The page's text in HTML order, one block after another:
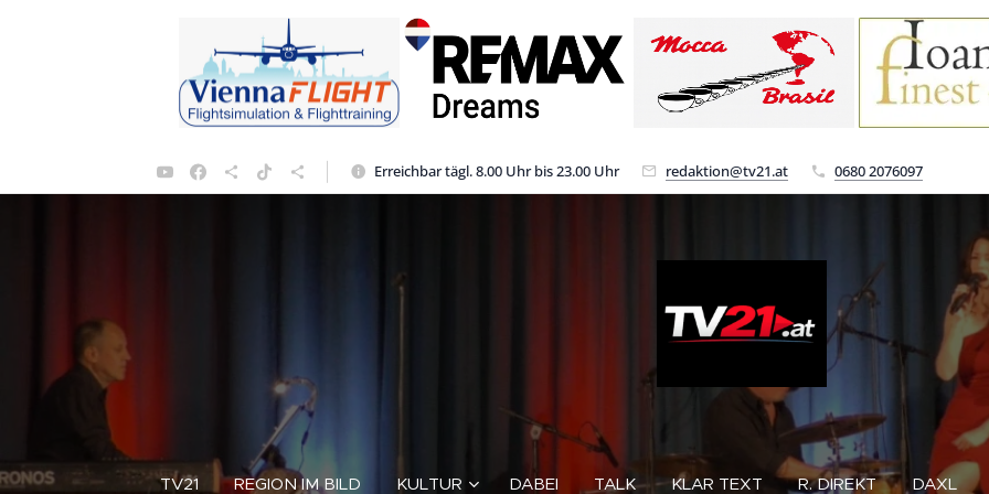
Erreichbar tägl. 8.00 Uhr bis 23.00 Uhr redaktion@tv21.at 0680 2076097
TV21 REGION IM BILD KULTUR DABEI TALK KLAR TEXT R. DIREKT DAXL